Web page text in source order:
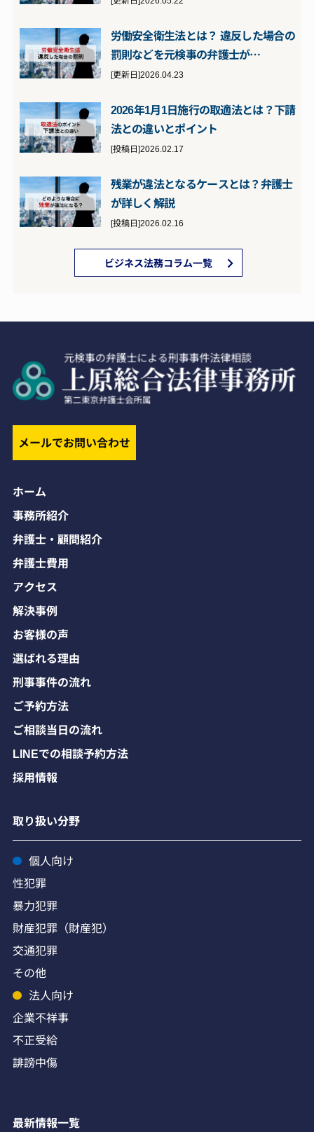
労働安全衛生法とは？ 違反した場合の
罰則などを元検事の弁護士が…
[更新日]2026.04.23
2026年1月1日施行の取適法とは？下請
法との違いとポイント
[投稿日]2026.02.17
残業が違法となるケースとは？弁護士
が詳しく解説
[投稿日]2026.02.16
ビジネス法務コラム一覧
メールでお問い合わせ
ホーム
事務所紹介
弁護士・顧問紹介
弁護士費用
アクセス
解決事例
お客様の声
選ばれる理由
刑事事件の流れ
ご予約方法
ご相談当日の流れ
LINEでの相談予約方法
採用情報
取り扱い分野
個人向け
性犯罪
暴力犯罪
財産犯罪（財産犯）
交通犯罪
その他
法人向け
企業不祥事
不正受給
誹謗中傷
最新情報一覧